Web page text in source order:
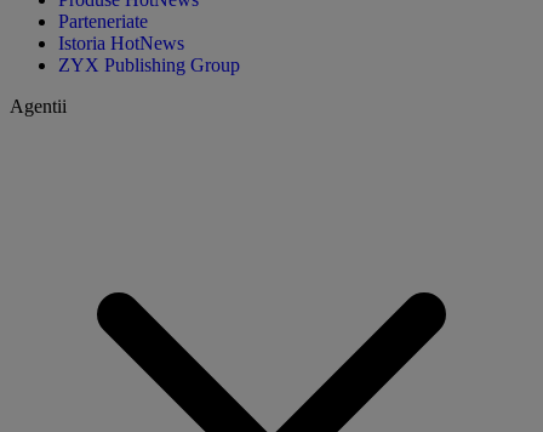
Parteneriate
Istoria HotNews
ZYX Publishing Group
Agentii